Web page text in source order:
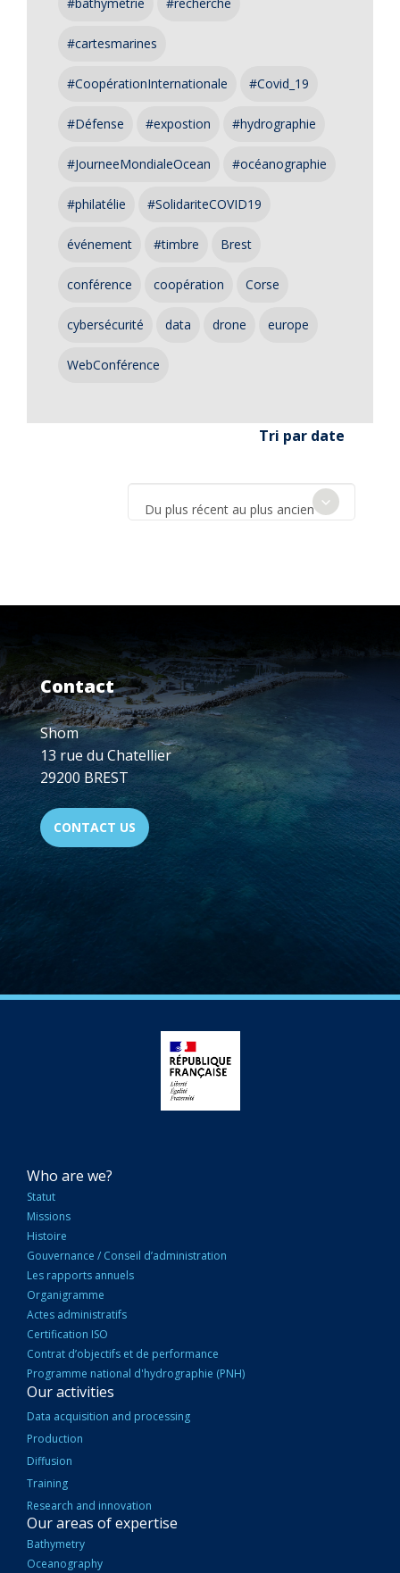
#cartesmarines
#CoopérationInternationale #Covid_19
#Défense #expostion #hydrographie
#JourneeMondialeOcean #océanographie
#philatélie #SolidariteCOVID19
événement #timbre Brest
conférence coopération Corse
cybersécurité data drone europe
WebConférence
Tri par date
Du plus récent au plus ancien
Contact
Shom
13 rue du Chatellier
29200 BREST
CONTACT US
NAVIGATION
PRINCIPALE
Who are we?
Statut
Missions
Histoire
Gouvernance / Conseil d’administration
Les rapports annuels
Organigramme
Actes administratifs
Certification ISO
Contrat d’objectifs et de performance
Programme national d'hydrographie (PNH)
Our activities
Data acquisition and processing
Production
Diffusion
Training
Research and innovation
Our areas of expertise
Bathymetry
Oceanography